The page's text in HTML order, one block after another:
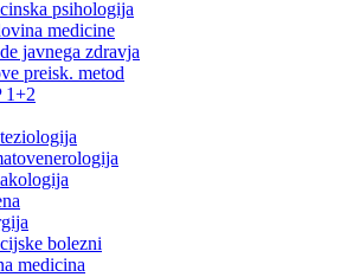
psihologija
medicine
javnega zdravja
preisk. metod
1+2
bolezni
medicina